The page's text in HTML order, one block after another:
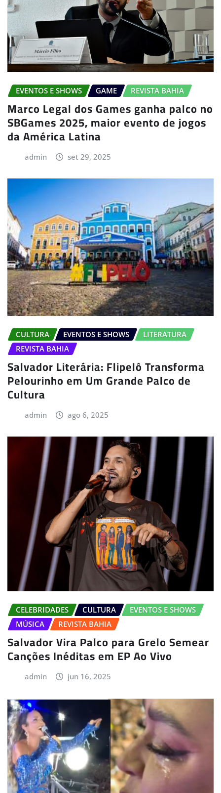
EVENTOS E SHOWS GAME REVISTA BAHIA
Marco Legal dos Games ganha palco no
SBGames 2025, maior evento de jogos
da América Latina
admin set 29, 2025
CULTURA EVENTOS E SHOWS
LITERATURA
REVISTA BAHIA
Salvador Literária: Flipelô Transforma
Pelourinho em Um Grande Palco de
Cultura
admin ago 6, 2025
CELEBRIDADES CULTURA
EVENTOS E SHOWS
MÚSICA
REVISTA BAHIA
Salvador Vira Palco para Grelo Semear
Canções Inéditas em EP Ao Vivo
admin jun 16, 2025